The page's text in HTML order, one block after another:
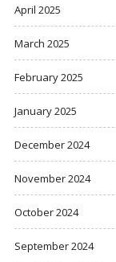
April 2025
March 2025
February 2025
January 2025
December 2024
November 2024
October 2024
September 2024